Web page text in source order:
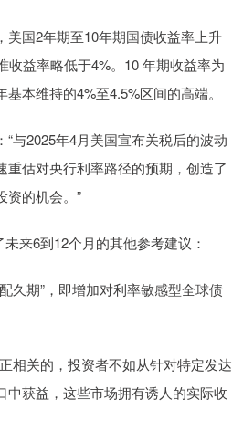
国2年期至10年期国债收益率上升
收益率略低于4%。10 年期收益率为
本维持的4%至4.5%区间的高端。
2025年4月美国宣布关税后的波动
重估对央行利率路径的预期，创造了
资的机会。”
6到12个月的其他参考建议：
期”，即增加对利率敏感型全球债
关的，投资者不如从针对特定发达
中获益，这些市场拥有诱人的实际收